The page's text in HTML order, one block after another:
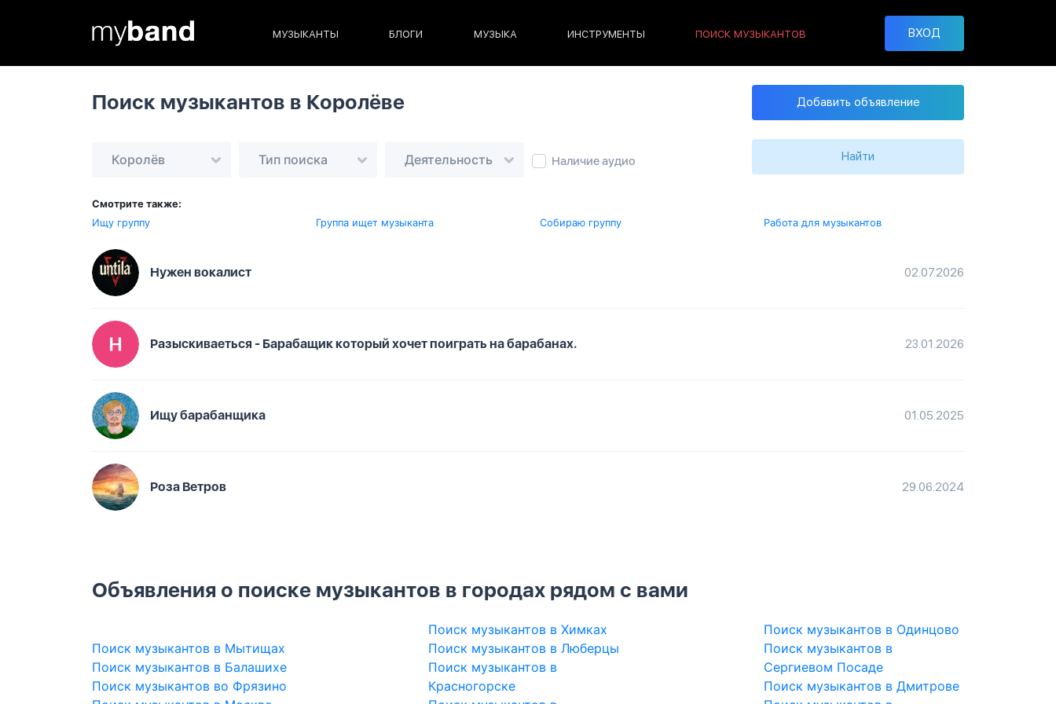
МУЗЫКАНТЫ БЛОГИ МУЗЫКА ИНСТРУМЕНТЫ ПОИСК МУЗЫКАНТОВ ВХОД
Поиск музыкантов в Королёве Добавить объявление
Королёв Тип поиска Деятельность Наличие аудио Найти
Смотрите также:
Ищу группу
Группа ищет музыканта Собираю группу Работа для музыкантов
Нужен вокалист 02.07.2026
Разыскиваеться - Барабащик который хочет поиграть на барабанах. 23.01.2026
Ищу барабанщика 01.05.2025
Роза Ветров 29.06.2024
Объявления о поиске музыкантов в городах рядом с вами
Поиск музыкантов в Мытищах
Поиск музыкантов в Балашихе
Поиск музыкантов во Фрязино
Поиск музыкантов в Химках
Поиск музыкантов в Люберцы
Поиск музыкантов в
Красногорске
Поиск музыкантов в Одинцово
Поиск музыкантов в
Сергиевом Посаде
Поиск музыкантов в Дмитрове